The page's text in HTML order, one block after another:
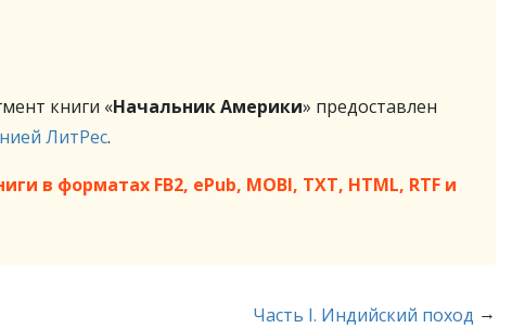
книги «Начальник Америки» предоставлен
ЛитРес.
в форматах FB2, ePub, MOBI, TXT, HTML, RTF и
Часть I. Индийский поход →